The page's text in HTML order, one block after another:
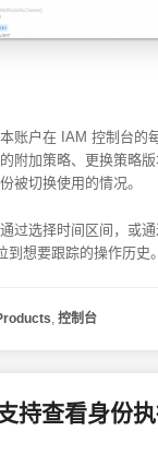
账户在 IAM 控制台的
附加策略、更换策略
被切换使用的情况。
过选择时间区间，或
想要跟踪的操作历史。
,控制台
持查看身份